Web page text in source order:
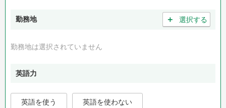
勤務地 ＋ 選択する
勤務地は選択されていません
英語力
英語を使う 英語を使わない